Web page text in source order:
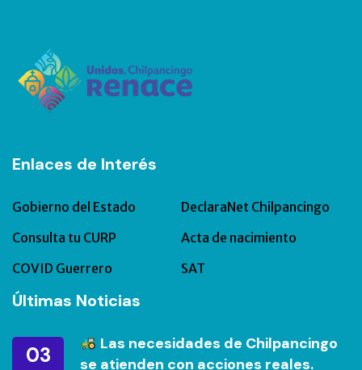
Enlaces de Interés
Gobierno del Estado
DeclaraNet Chilpancingo
Consulta tu CURP
Acta de nacimiento
COVID Guerrero
SAT
Últimas Noticias
03
Las necesidades de Chilpancingo
se atienden con acciones reales.